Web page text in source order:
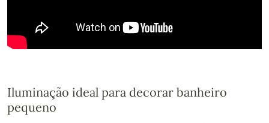
Iluminação ideal para decorar banheiro
pequeno